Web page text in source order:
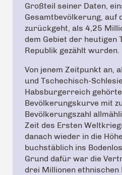
Großteil seiner Daten,
Gesamtbevölkerung, auf
zurückgeht, als 4,25
dem Gebiet der heutigen
Republik gezählt wurden.
Von jenem Zeitpunkt an,
und Tschechisch-
Habsburgerreich
Bevölkerungskurve mit
Bevölkerungszahl
Zeit des Ersten
danach wieder in die
buchstäblich ins
Grund dafür war die
drei Millionen ethnischen